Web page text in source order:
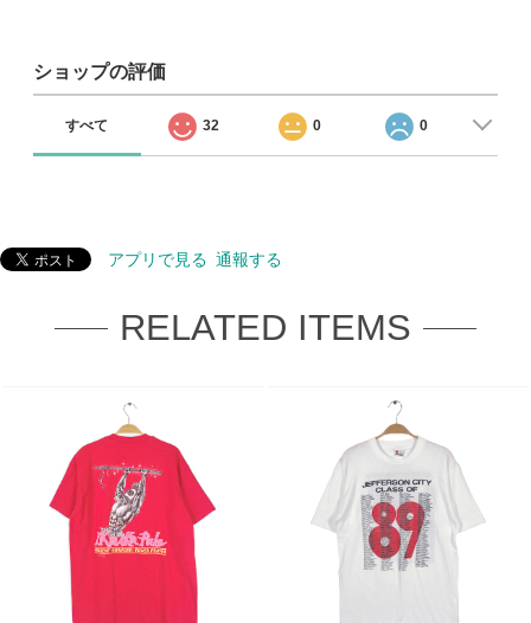
ショップの評価
すべて 32 0 0
アプリで見る 通報する
RELATED ITEMS